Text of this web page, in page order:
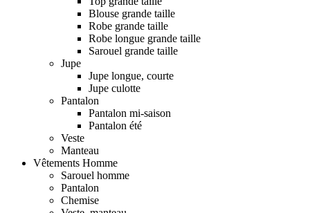
Blouse grande taille
Robe grande taille
Robe longue grande taille
Sarouel grande taille
Jupe
Jupe longue, courte
Jupe culotte
Pantalon
Pantalon mi-saison
Pantalon été
Veste
Manteau
Vêtements Homme
Sarouel homme
Pantalon
Chemise